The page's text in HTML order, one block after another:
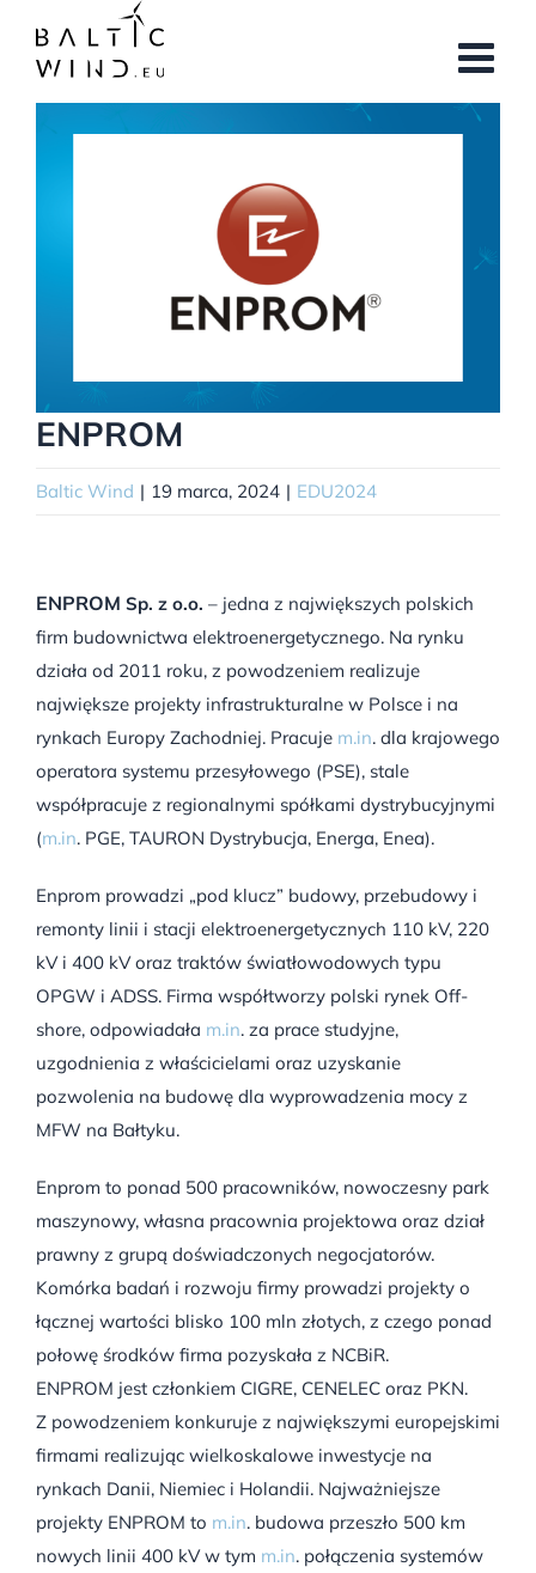
zawartości
ENPROM
Baltic Wind | 19 marca, 2024 | EDU2024
ENPROM Sp. z o.o. – jedna z największych polskich
firm budownictwa elektroenergetycznego. Na rynku
działa od 2011 roku, z powodzeniem realizuje
największe projekty infrastrukturalne w Polsce i na
rynkach Europy Zachodniej. Pracuje m.in. dla krajowego
operatora systemu przesyłowego (PSE), stale
współpracuje z regionalnymi spółkami dystrybucyjnymi
(m.in. PGE, TAURON Dystrybucja, Energa, Enea).
Enprom prowadzi „pod klucz” budowy, przebudowy i
remonty linii i stacji elektroenergetycznych 110 kV, 220
kV i 400 kV oraz traktów światłowodowych typu
OPGW i ADSS. Firma współtworzy polski rynek Off-
shore, odpowiadała m.in. za prace studyjne,
uzgodnienia z właścicielami oraz uzyskanie
pozwolenia na budowę dla wyprowadzenia mocy z
MFW na Bałtyku.
Enprom to ponad 500 pracowników, nowoczesny park
maszynowy, własna pracownia projektowa oraz dział
prawny z grupą doświadczonych negocjatorów.
Komórka badań i rozwoju firmy prowadzi projekty o
łącznej wartości blisko 100 mln złotych, z czego ponad
połowę środków firma pozyskała z NCBiR.
ENPROM jest członkiem CIGRE, CENELEC oraz PKN.
Z powodzeniem konkuruje z największymi europejskimi
firmami realizując wielkoskalowe inwestycje na
rynkach Danii, Niemiec i Holandii. Najważniejsze
projekty ENPROM to m.in. budowa przeszło 500 km
nowych linii 400 kV w tym m.in. połączenia systemów